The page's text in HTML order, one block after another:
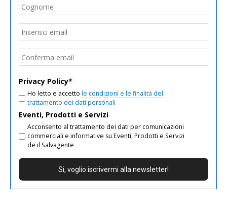
Email
Privacy Policy*
Ho letto e accetto le condizioni e le finalità del
trattamento dei dati personali
Eventi, Prodotti e Servizi
Acconsento al trattamento dei dati per comunicazioni
commerciali e informative su Eventi, Prodotti e Servizi
de il Salvagente